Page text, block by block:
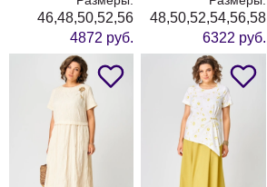
46,48,50,52,56
4872 руб.
48,50,52,54,56,58
6322 руб.